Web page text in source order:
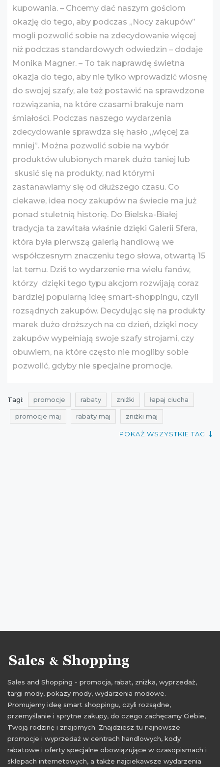
kupowania. – Chcemy dać naszym gościom
okazję do tego, aby podczas „Nocy zakupów”
mogli pozwolić sobie na zdecydowanie więcej
niż podczas standardowych odwiedzin – dodaje
Monika Magner. – To tak naprawdę świetna
okazja do tego, aby nie tylko wprowadzić wiosnę
do swojej szafy, ale też postawić na sprawdzone
rozwiązania, na które czasami brakuje nam
śmiałości. Podczas naszego wydarzenia
zdecydowanie sprawdza się hasło „więcej za
mniej”. Można pozwolić sobie na wybór
produktów ulubionych marek dużo taniej lub
skusić się na produkty, nad którymi
zastanawiamy się od dłuższego czasu. Co
ciekawe, idea nocy zakupów na świecie ma już
ponad stuletnią historię. Do Bielska-Białej
tradycja ta zawitała właśnie dzięki Galerii Sfera,
która była pierwszą galerią handlową we
współczesnym znaczeniu tego słowa, otwartą 15
lat temu. Dziś to wydarzenie ma wielu fanów,
którzy dzięki tego typu akcjom rozwijają coraz
bardziej popularną ideę smart-shoppingu, czyli
rozsądnych zakupów. Decydując się na produkty
marek dużo droższych na co dzień, dzięki nocy
zakupów wypełniają swoje szafy strojami, czy
obuwiem, na które często nie mogliby sobie
pozwolić, gdyby nie specjalne promocje.
Tagi: promocje rabaty zniżki łapaj ciucha
promocje maj rabaty maj zniżki maj
noc wyprzedaży
POKAŻ WSZYSTKIE TAGI
Sales and Shopping - promocja, rabat, zniżka, wyprzedaż,
targi mody, pokazy mody, wydarzenia modowe.
Promujemy ideę smart shoppingu, czyli rozsądne,
przemyślanie i sprytne zakupy, do czego zachęcamy Ciebie,
Twoją rodzinę i znajomych. Znajdziesz tu najnowsze
promocje i wyprzedaż w centrach handlowych, kody
rabatowe i oferty specjalne obowiązujące w czasopismach i
sklepach internetowych, a także najciekawsze wydarzenia